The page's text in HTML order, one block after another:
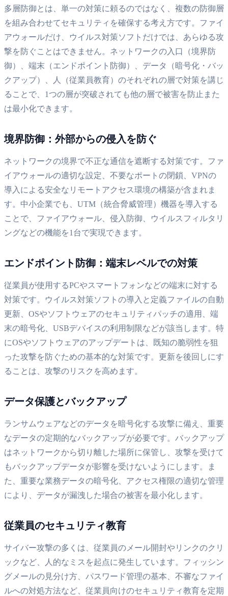
多層防御とは、単一の対策に頼るのではなく、複数の防御層
を組み合わせてセキュリティを確保する考え方です。ファイ
アウォールだけ、ウイルス対策ソフトだけでは、あらゆる攻
撃を防ぐことはできません。ネットワークの入口（境界防
御）、端末（エンドポイント防御）、データ（暗号化・バッ
クアップ）、人（従業員教育）のそれぞれの層で対策を講じ
ることで、1つの層が突破されても他の層で被害を防止また
は最小化できます。
境界防御：外部からの侵入を防ぐ
ネットワークの境界で不正な通信を遮断する対策です。ファ
イアウォールの適切な設定、不要なポートの閉鎖、VPNの
導入による安全なリモートアクセス環境の構築が含まれま
す。中小企業でも、UTM（統合脅威管理）機器を導入する
ことで、ファイアウォール、侵入防御、ウイルスフィルタリ
ングなどの機能を1台で実現できます。
エンドポイント防御：端末レベルでの対策
従業員が使用するPCやスマートフォンなどの端末に対する
対策です。ウイルス対策ソフトの導入と定義ファイルの自動
更新、OSやソフトウェアのセキュリティパッチの適用、端
末の暗号化、USBデバイスの利用制限などが該当します。特
にOSやソフトウェアのアップデートは、既知の脆弱性を狙
った攻撃を防ぐための基本的な対策です。更新を後回しにす
ることは、攻撃のリスクを高めます。
データ保護とバックアップ
ランサムウェアなどのデータを暗号化する攻撃に備え、重要
なデータの定期的なバックアップが必要です。バックアップ
はネットワークから切り離した場所に保管し、攻撃を受けて
もバックアップデータが影響を受けないようにします。ま
た、重要な業務データの暗号化、アクセス権限の適切な管理
により、データが漏洩した場合の被害を最小化します。
従業員のセキュリティ教育
サイバー攻撃の多くは、従業員のメール開封やリンクのクリ
ックなど、人的なミスを起点に発生しています。フィッシン
グメールの見分け方、パスワード管理の基本、不審なファイ
ルへの対処方法など、従業員向けのセキュリティ教育を定期